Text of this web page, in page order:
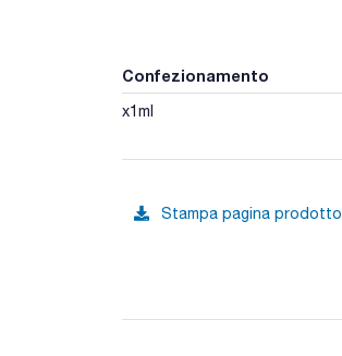
Confezionamento
x1ml
Stampa pagina prodotto